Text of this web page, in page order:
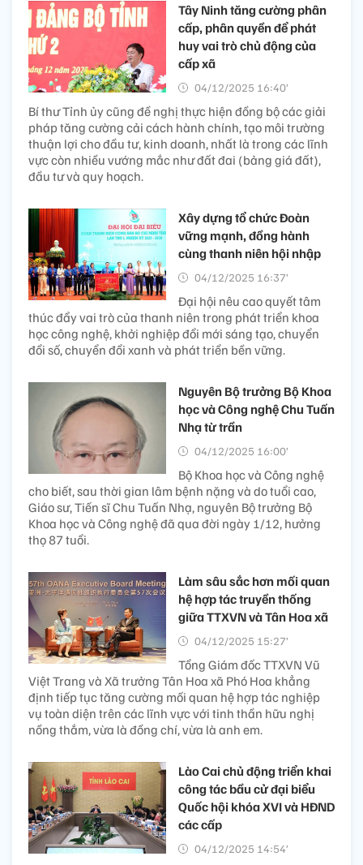
Tây Ninh tăng cường phân
cấp, phân quyền để phát
huy vai trò chủ động của
cấp xã
04/12/2025 16:40’
Bí thư Tỉnh ủy cũng đề nghị thực hiện đồng bộ các giải
pháp tăng cường cải cách hành chính, tạo môi trường
thuận lợi cho đầu tư, kinh doanh, nhất là trong các lĩnh
vực còn nhiều vướng mắc như đất đai (bảng giá đất),
đầu tư và quy hoạch.
Xây dựng tổ chức Đoàn
vững mạnh, đồng hành
cùng thanh niên hội nhập
04/12/2025 16:37’
Đại hội nêu cao quyết tâm
thúc đẩy vai trò của thanh niên trong phát triển khoa
học công nghệ, khởi nghiệp đổi mới sáng tạo, chuyển
đổi số, chuyển đổi xanh và phát triển bền vững.
Nguyên Bộ trưởng Bộ Khoa
học và Công nghệ Chu Tuấn
Nhạ từ trần
04/12/2025 16:00’
Bộ Khoa học và Công nghệ
cho biết, sau thời gian lâm bệnh nặng và do tuổi cao,
Giáo sư, Tiến sĩ Chu Tuấn Nhạ, nguyên Bộ trưởng Bộ
Khoa học và Công nghệ đã qua đời ngày 1/12, hưởng
thọ 87 tuổi.
Làm sâu sắc hơn mối quan
hệ hợp tác truyền thống
giữa TTXVN và Tân Hoa xã
04/12/2025 15:27’
Tổng Giám đốc TTXVN Vũ
Việt Trang và Xã trưởng Tân Hoa xã Phó Hoa khẳng
định tiếp tục tăng cường mối quan hệ hợp tác nghiệp
vụ toàn diện trên các lĩnh vực với tinh thần hữu nghị
nồng thắm, vừa là đồng chí, vừa là anh em.
Lào Cai chủ động triển khai
công tác bầu cử đại biểu
Quốc hội khóa XVI và HĐND
các cấp
04/12/2025 14:54’